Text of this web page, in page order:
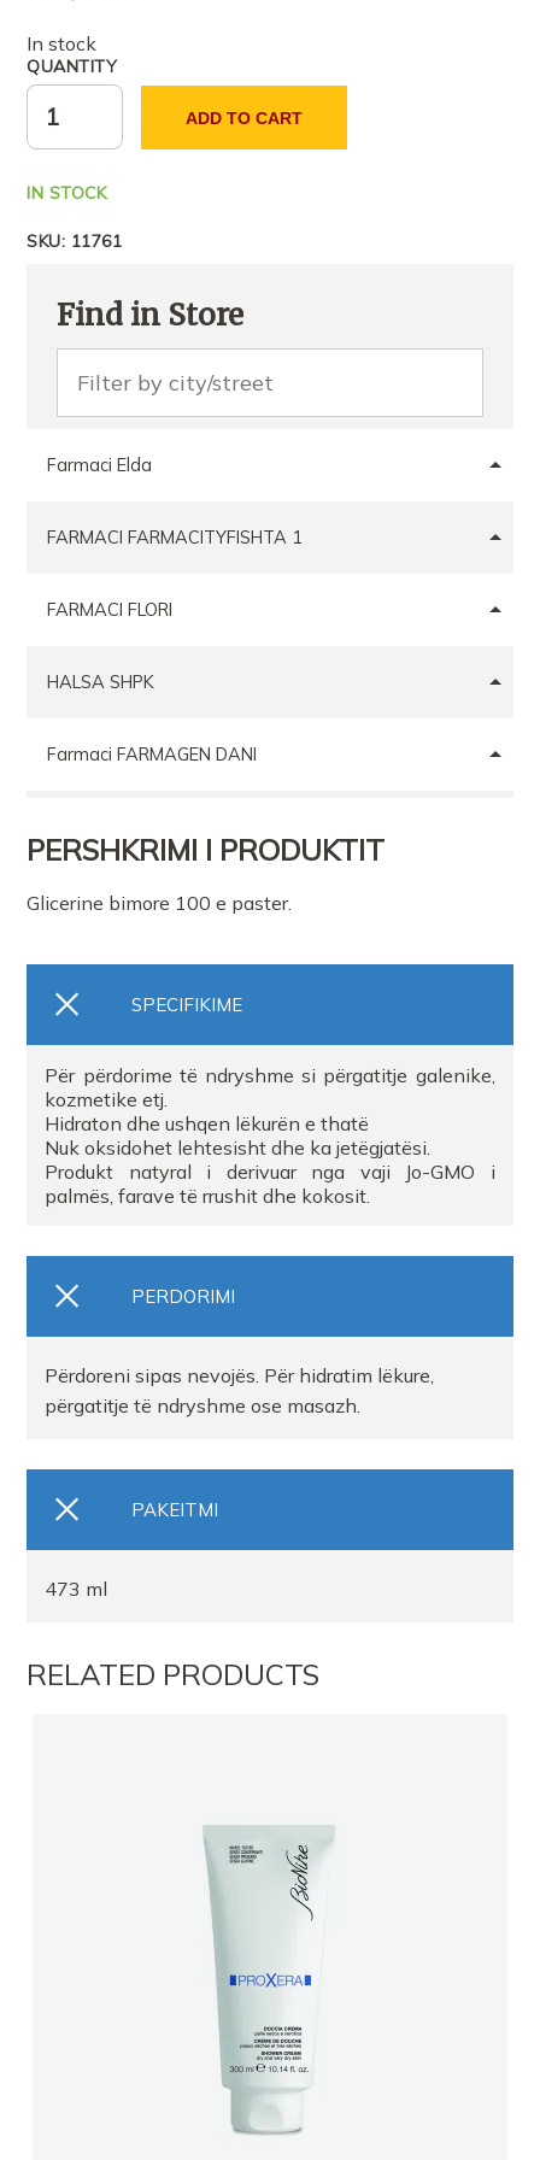
In stock
QUANTITY
ADD TO CART
IN STOCK
SKU: 11761
Find in Store
Farmaci Elda
FARMACI FARMACITYFISHTA 1
FARMACI FLORI
HALSA SHPK
Farmaci FARMAGEN DANI
FARMACI DAJA2
PERSHKRIMI I PRODUKTIT
Glicerine bimore 100 e paster.
SPECIFIKIME
Për përdorime të ndryshme si përgatitje galenike,
kozmetike etj.
Hidraton dhe ushqen lëkurën e thatë
Nuk oksidohet lehtesisht dhe ka jetëgjatësi.
Produkt natyral i derivuar nga vaji Jo-GMO i
palmës, farave të rrushit dhe kokosit.
PERDORIMI
Përdoreni sipas nevojës. Për hidratim lëkure,
përgatitje të ndryshme ose masazh.
PAKEITMI
473 ml
RELATED PRODUCTS